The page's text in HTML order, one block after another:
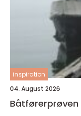
inspiration
04. August 2026